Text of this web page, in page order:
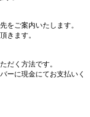
をご案内いたします。
きます。
だく方法です。
ーに現金にてお支払いく